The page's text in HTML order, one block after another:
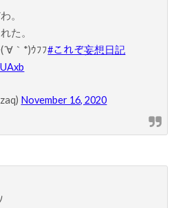
。
た。
｀*)ｳﾌﾌ#これぞ妄想日記
November 16, 2020